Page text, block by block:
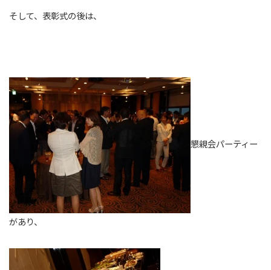
そして、表彰式の後は、
懇親会パーティー
があり、